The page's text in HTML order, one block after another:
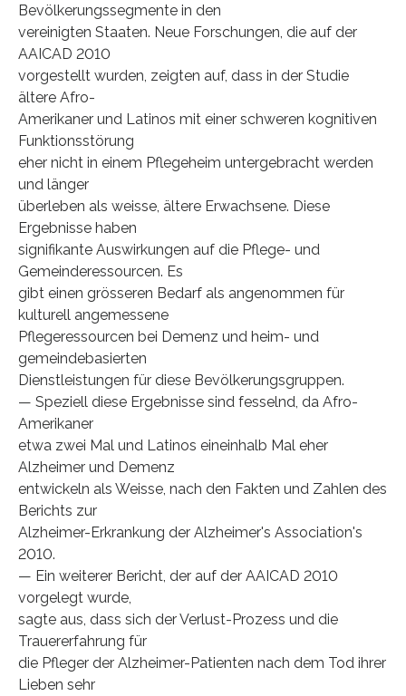
Bevölkerungssegmente in den
vereinigten Staaten. Neue Forschungen, die auf der
AAICAD 2010
vorgestellt wurden, zeigten auf, dass in der Studie
ältere Afro-
Amerikaner und Latinos mit einer schweren kognitiven
Funktionsstörung
eher nicht in einem Pflegeheim untergebracht werden
und länger
überleben als weisse, ältere Erwachsene. Diese
Ergebnisse haben
signifikante Auswirkungen auf die Pflege- und
Gemeinderessourcen. Es
gibt einen grösseren Bedarf als angenommen für
kulturell angemessene
Pflegeressourcen bei Demenz und heim- und
gemeindebasierten
Dienstleistungen für diese Bevölkerungsgruppen.
— Speziell diese Ergebnisse sind fesselnd, da Afro-
Amerikaner
etwa zwei Mal und Latinos eineinhalb Mal eher
Alzheimer und Demenz
entwickeln als Weisse, nach den Fakten und Zahlen des
Berichts zur
Alzheimer-Erkrankung der Alzheimer's Association's
2010.
— Ein weiterer Bericht, der auf der AAICAD 2010
vorgelegt wurde,
sagte aus, dass sich der Verlust-Prozess und die
Trauererfahrung für
die Pfleger der Alzheimer-Patienten nach dem Tod ihrer
Lieben sehr